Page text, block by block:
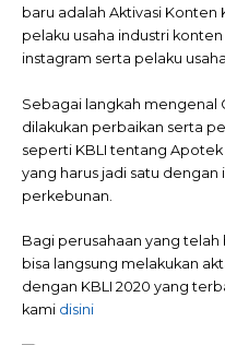
baru adalah Aktivasi
pelaku usaha industri
instagram serta pelaku
Sebagai langkah mengenal
dilakukan perbaikan serta
seperti KBLI tentang
yang harus jadi satu dengan
perkebunan.
Bagi perusahaan yang
bisa langsung melakukan
dengan KBLI 2020 yang
kami disini